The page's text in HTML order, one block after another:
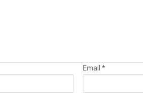
Email *